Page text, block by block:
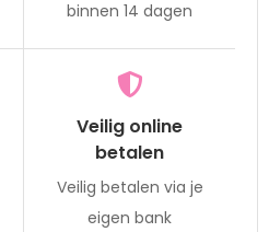
binnen 14 dagen
Veilig online
betalen
Veilig betalen via je
eigen bank